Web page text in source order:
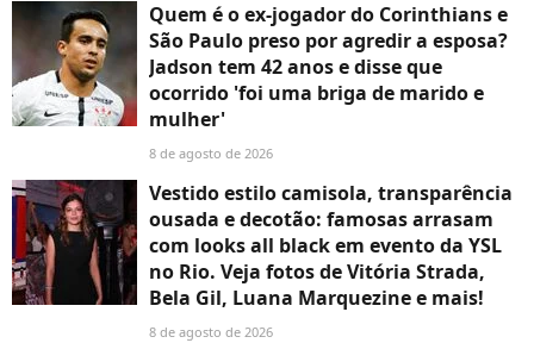
Quem é o ex-jogador do Corinthians e
São Paulo preso por agredir a esposa?
Jadson tem 42 anos e disse que
ocorrido 'foi uma briga de marido e
mulher'
8 de agosto de 2026
Vestido estilo camisola, transparência
ousada e decotão: famosas arrasam
com looks all black em evento da YSL
no Rio. Veja fotos de Vitória Strada,
Bela Gil, Luana Marquezine e mais!
8 de agosto de 2026